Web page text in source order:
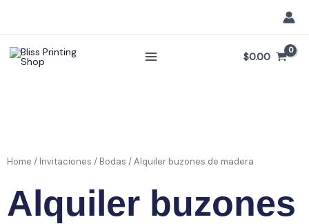
$0.00
Home / Invitaciones / Bodas / Alquiler buzones de madera
Alquiler buzones